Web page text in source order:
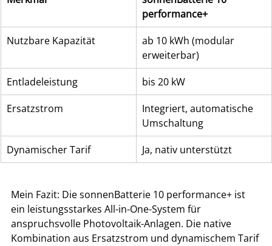
performance+
Nutzbare Kapazität
ab 10 kWh (modular
erweiterbar)
Entladeleistung
bis 20 kW
Ersatzstrom
Integriert, automatische
Umschaltung
Dynamischer Tarif
Ja, nativ unterstützt
Mein Fazit: Die sonnenBatterie 10 performance+ ist
ein leistungsstarkes All-in-One-System für
anspruchsvolle Photovoltaik-Anlagen. Die native
Kombination aus Ersatzstrom und dynamischem Tarif